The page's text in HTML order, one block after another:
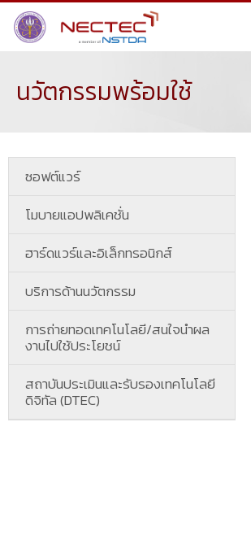
นวัตกรรมพร้อมใช้
ซอฟต์แวร์
โมบายแอปพลิเคชั่น
ฮาร์ดแวร์และอิเล็กทรอนิกส์
บริการด้านนวัตกรรม
การถ่ายทอดเทคโนโลยี/สนใจนำผล
งานไปใช้ประโยชน์
สถาบันประเมินและรับรองเทคโนโลยี
ดิจิทัล (DTEC)